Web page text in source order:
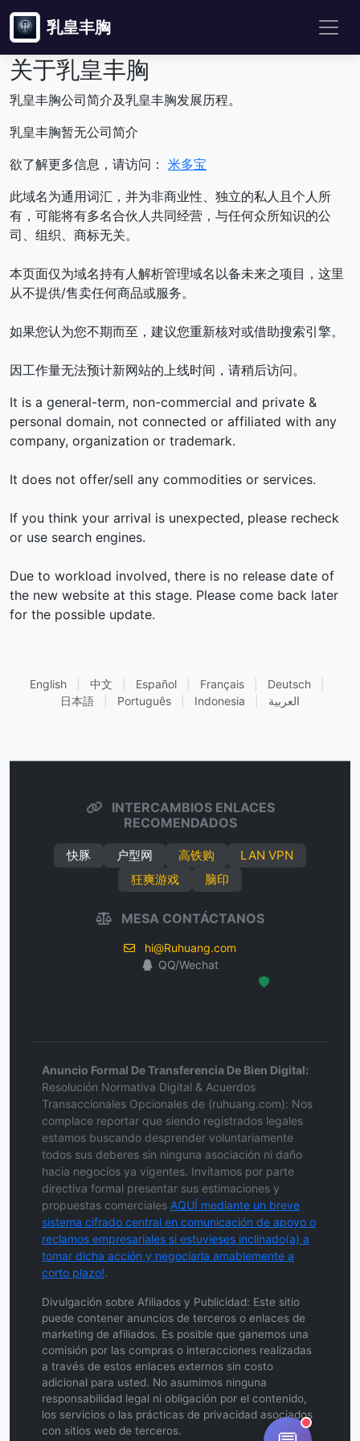
乳皇丰胸
关于乳皇丰胸
乳皇丰胸公司简介及乳皇丰胸发展历程。
乳皇丰胸暂无公司简介
欲了解更多信息，请访问： 米多宝
此域名为通用词汇，并为非商业性、独立的私人且个人所
有，可能将有多名合伙人共同经营，与任何众所知识的公
司、组织、商标无关。
本页面仅为域名持有人解析管理域名以备未来之项目，这里
从不提供/售卖任何商品或服务。
如果您认为您不期而至，建议您重新核对或借助搜索引擎。
因工作量无法预计新网站的上线时间，请稍后访问。
It is a general-term, non-commercial and private &
personal domain, not connected or affiliated with any
company, organization or trademark.
It does not offer/sell any commodities or services.
If you think your arrival is unexpected, please recheck
or use search engines.
Due to workload involved, there is no release date of
the new website at this stage. Please come back later
for the possible update.
English 中文 Español Français Deutsch
日本語
Português Indonesia العربية
INTERCAMBIOS ENLACES
RECOMENDADOS
快豚 户型网 高铁购
LAN VPN
狂爽游戏
脑印
MESA CONTÁCTANOS
hi@Ruhuang.com
QQ/Wechat
Anuncio Formal De Transferencia De Bien Digital:
Resolución Normativa Digital & Acuerdos
Transaccionales Opcionales de (ruhuang.com): Nos
complace reportar que siendo registrados legales
estamos buscando desprender voluntariamente
todos sus deberes sin ninguna asociación ni daño
hacia negocios ya vigentes. Invitamos por parte
directiva formal presentar sus estimaciones y
propuestas comerciales AQUÍ mediante un breve
sistema cifrado central en comunicación de apoyo o
reclamos empresariales si estuvieses inclinado(a) a
tomar dicha acción y negociarla amablemente a
corto plazo!.
Divulgación sobre Afiliados y Publicidad: Este sitio
puede contener anuncios de terceros o enlaces de
marketing de afiliados. Es posible que ganemos una
comisión por las compras o interacciones realizadas
a través de estos enlaces externos sin costo
adicional para usted. No asumimos ninguna
responsabilidad legal ni obligación por el contenido,
los servicios o las prácticas de privacidad asociados
con sitios web de terceros.